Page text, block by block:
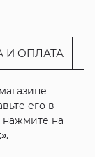
И ОПЛАТА
его в
на
.